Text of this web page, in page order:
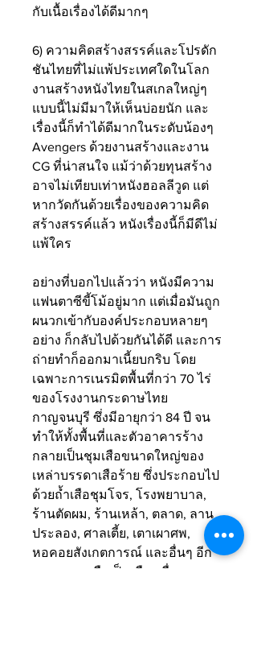
กับเนื้อเรื่องได้ดีมากๆ
6) ความคิดสร้างสรรค์และโปรดัก
ชันไทยที่ไม่แพ้ประเทศใดในโลก
งานสร้างหนังไทยในสเกลใหญ่ๆ
แบบนี้ไม่มีมาให้เห็นบ่อยนัก และ
เรื่องนี้ก็ทำได้ดีมากในระดับน้องๆ
Avengers ด้วยงานสร้างและงาน
CG ที่น่าสนใจ แม้ว่าด้วยทุนสร้าง
อาจไม่เทียบเท่าหนังฮอลลีวูด แต่
หากวัดกันด้วยเรื่องของความคิด
สร้างสรรค์แล้ว หนังเรื่องนี้ก็มีดีไม่
แพ้ใคร
อย่างที่บอกไปแล้วว่า หนังมีความ
แฟนตาซีขี้โม้อยู่มาก แต่เมื่อมันถูก
ผนวกเข้ากับองค์ประกอบหลายๆ
อย่าง ก็กลับไปด้วยกันได้ดี และการ
ถ่ายทำก็ออกมาเนี้ยบกริบ โดย
เฉพาะการเนรมิตพื้นที่กว่า 70 ไร่
ของโรงงานกระดาษไทย
กาญจนบุรี ซึ่งมีอายุกว่า 84 ปี จน
ทำให้ทั้งพื้นที่และตัวอาคารร้าง
กลายเป็นชุมเสือขนาดใหญ่ของ
เหล่าบรรดาเสือร้าย ซึ่งประกอบไป
ด้วยถ้ำเสือชุมโจร, โรงพยาบาล,
ร้านตัดผม, ร้านเหล้า, ตลาด, ลาน
ประลอง, ศาลเตี้ย, เตาเผาศพ,
หอคอยสังเกตการณ์ และอื่นๆ อีก
มากมาย – ถือเป็นเมืองเถื่อน